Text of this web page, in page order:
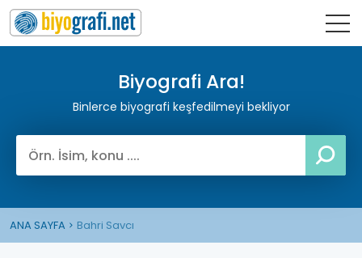
Biyografi Ara!
Binlerce biyografi keşfedilmeyi bekliyor
ANA SAYFA Bahri Savcı